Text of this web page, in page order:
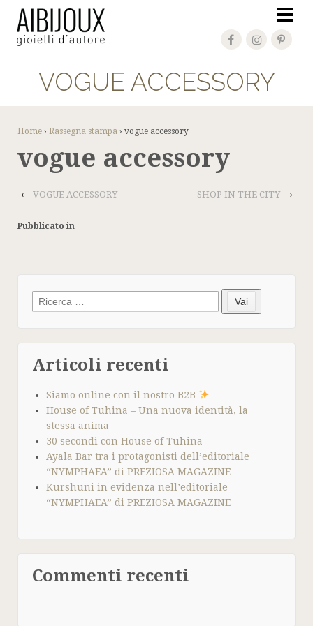
VOGUE ACCESSORY
Home › Rassegna stampa › vogue accessory
vogue accessory
‹ VOGUE ACCESSORY SHOP IN THE CITY ›
Pubblicato in
Search
for:
Vai
Articoli recenti
Siamo online con il nostro B2B
House of Tuhina – Una nuova identità, la
stessa anima
30 secondi con House of Tuhina
Ayala Bar tra i protagonisti dell’editoriale
“NYMPHAEA” di PREZIOSA MAGAZINE
Kurshuni in evidenza nell’editoriale
“NYMPHAEA” di PREZIOSA MAGAZINE
Commenti recenti